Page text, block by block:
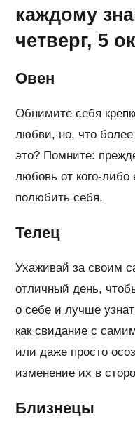
каждому
четверг, 5
Овен
Обнимите себя
любви, но, что
это? Помните:
любовь от кого-
полюбить себя.
Телец
Ухаживай за своим
отличный день,
о себе и лучше
как свидание с
или даже просто
изменение их в
Близнецы